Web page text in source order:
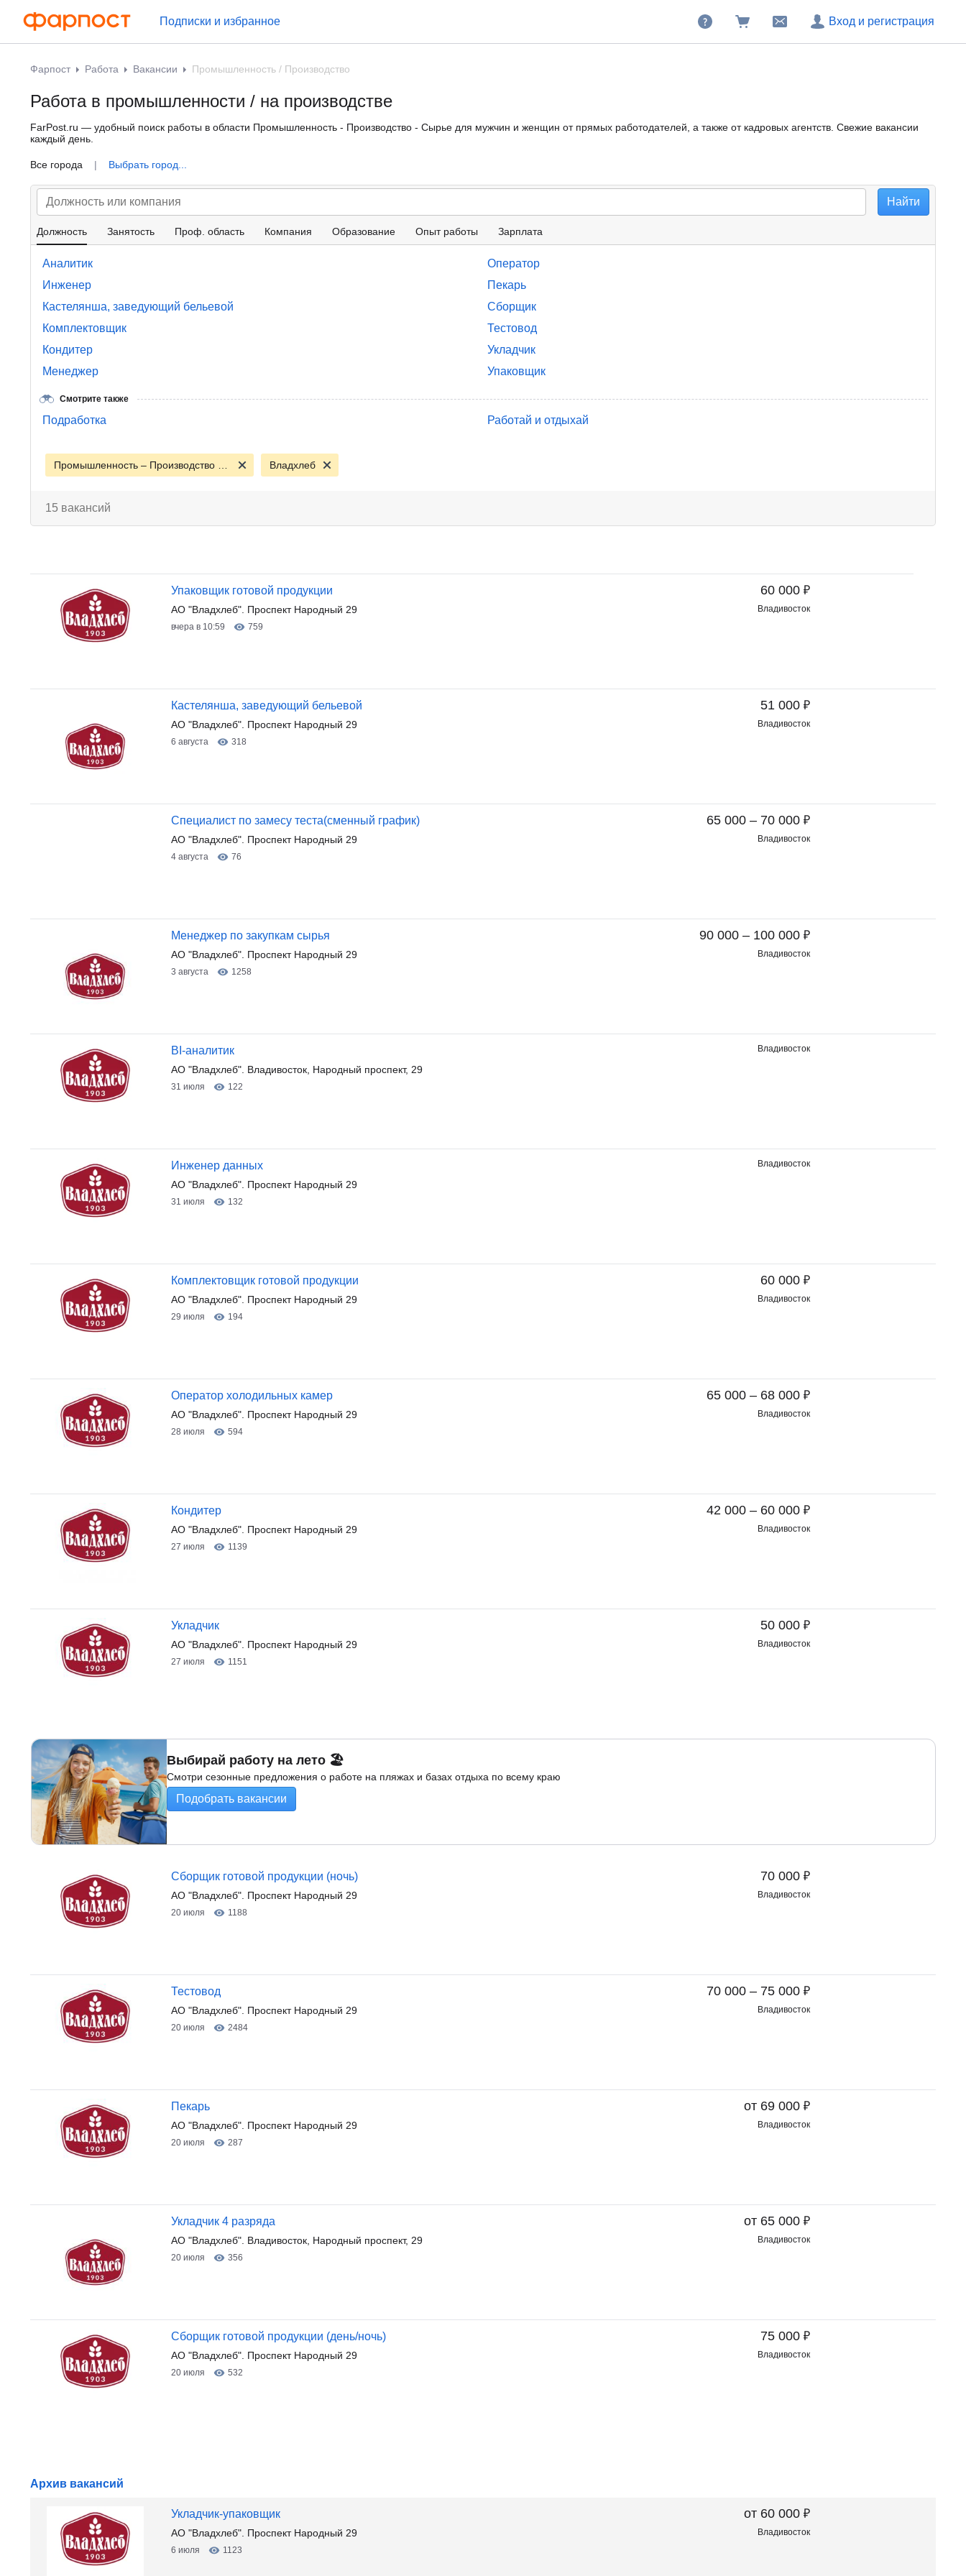
Подписки и избранное Вход и регистрация
Фарпост Работа Вакансии Промышленность / Производство
Работа в промышленности / на производстве
FarPost.ru — удобный поиск работы в области Промышленность - Производство - Сырье для мужчин и женщин от прямых работодателей, а также от кадровых агентств. Свежие вакансии
каждый день.
Все города | Выбрать город...
Должность Занятость Проф. область Компания Образование Опыт работы Зарплата
Аналитик
Инженер
Кастелянша, заведующий бельевой
Комплектовщик
Кондитер
Менеджер
Оператор
Пекарь
Сборщик
Тестовод
Укладчик
Упаковщик
Смотрите также
Подработка Работай и отдыхай
Владхлеб
15 вакансий
60 000 ₽
Владивосток
Упаковщик готовой продукции
АО "Владхлеб". Проспект Народный 29
вчера в 10:59 759
51 000 ₽
Владивосток
Кастелянша, заведующий бельевой
АО "Владхлеб". Проспект Народный 29
6 августа 318
65 000 – 70 000 ₽
Владивосток
Специалист по замесу теста(сменный график)
АО "Владхлеб". Проспект Народный 29
4 августа 76
90 000 – 100 000 ₽
Владивосток
Менеджер по закупкам сырья
АО "Владхлеб". Проспект Народный 29
3 августа 1258
Владивосток
BI-аналитик
АО "Владхлеб". Владивосток, Народный проспект, 29
31 июля 122
Владивосток
Инженер данных
АО "Владхлеб". Проспект Народный 29
31 июля 132
60 000 ₽
Владивосток
Комплектовщик готовой продукции
АО "Владхлеб". Проспект Народный 29
29 июля 194
65 000 – 68 000 ₽
Владивосток
Оператор холодильных камер
АО "Владхлеб". Проспект Народный 29
28 июля 594
42 000 – 60 000 ₽
Владивосток
Кондитер
АО "Владхлеб". Проспект Народный 29
27 июля 1139
50 000 ₽
Владивосток
Укладчик
АО "Владхлеб". Проспект Народный 29
27 июля 1151
Выбирай работу на лето 🏖
Смотри сезонные предложения о работе на пляжах и базах отдыха по всему краю
Подобрать вакансии
70 000 ₽
Владивосток
Сборщик готовой продукции (ночь)
АО "Владхлеб". Проспект Народный 29
20 июля 1188
70 000 – 75 000 ₽
Владивосток
Тестовод
АО "Владхлеб". Проспект Народный 29
20 июля 2484
от 69 000 ₽
Владивосток
Пекарь
АО "Владхлеб". Проспект Народный 29
20 июля 287
от 65 000 ₽
Владивосток
Укладчик 4 разряда
АО "Владхлеб". Владивосток, Народный проспект, 29
20 июля 356
75 000 ₽
Владивосток
Сборщик готовой продукции (день/ночь)
АО "Владхлеб". Проспект Народный 29
20 июля 532
Архив вакансий
от 60 000 ₽
Владивосток
Укладчик-упаковщик
АО "Владхлеб". Проспект Народный 29
6 июля 1123